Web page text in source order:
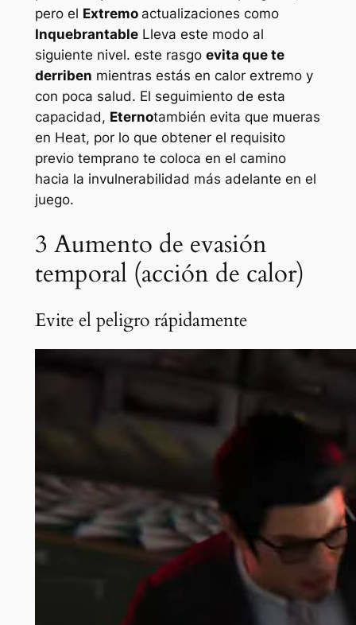
pero el Extremo actualizaciones como
InquebrantableLleva este modo al
siguiente nivel. este rasgo evita que te
derriben mientras estás en calor extremo y
con poca salud. El seguimiento de esta
capacidad, Eternotambién evita que mueras
en Heat, por lo que obtener el requisito
previo temprano te coloca en el camino
hacia la invulnerabilidad más adelante en el
juego.
3 Aumento de evasión
temporal (acción de calor)
Evite el peligro rápidamente